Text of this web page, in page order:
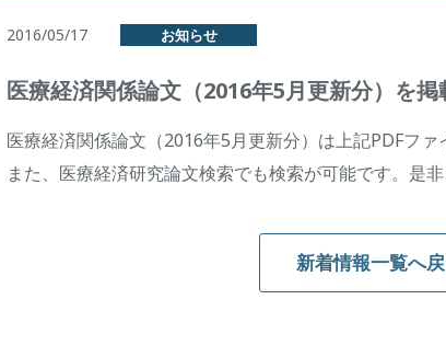
2016/05/17 お知らせ
医療経済関係論文（2016年5月更新分）を掲
医療経済関係論文（2016年5月更新分）は上記PDFファ
また、医療経済研究論文検索でも検索が可能です。是非
新着情報一覧へ